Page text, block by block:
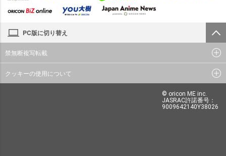
PC版に切り替え
禁無断複写転載
クッキーの使用について
© oricon ME inc.
JASRAC許諾番号：
9009642140Y38026